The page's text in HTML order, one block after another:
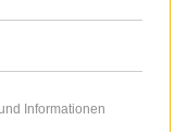
Informationen